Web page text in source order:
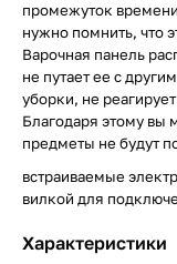
промежуток
нужно помнить, что
Варочная панель
не путает ее с
уборки, не
Благодаря этому вы
предметы не будут
встраиваемые
вилкой для
Характеристики